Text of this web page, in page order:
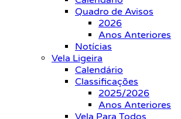
Quadro de Avisos
2026
Anos Anteriores
Notícias
Vela Ligeira
Calendário
Classificações
2025/2026
Anos Anteriores
Vela Para Todos